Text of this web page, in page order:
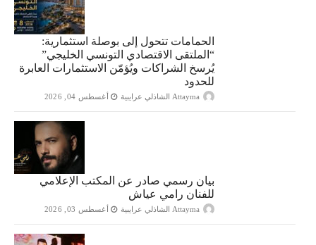
الحمامات تتحول إلى بوصلة استثمارية:
“الملتقى الاقتصادي التونسي الخليجي”
يُرسخ الشراكات ويُؤمّن الاستثمارات العابرة
للحدود
Attayma الشاذلي عرايبية أغسطس 04, 2026
بيان رسمي صادر عن المكتب الإعلامي
للفنان رامي عياش
Attayma الشاذلي عرايبية أغسطس 03, 2026